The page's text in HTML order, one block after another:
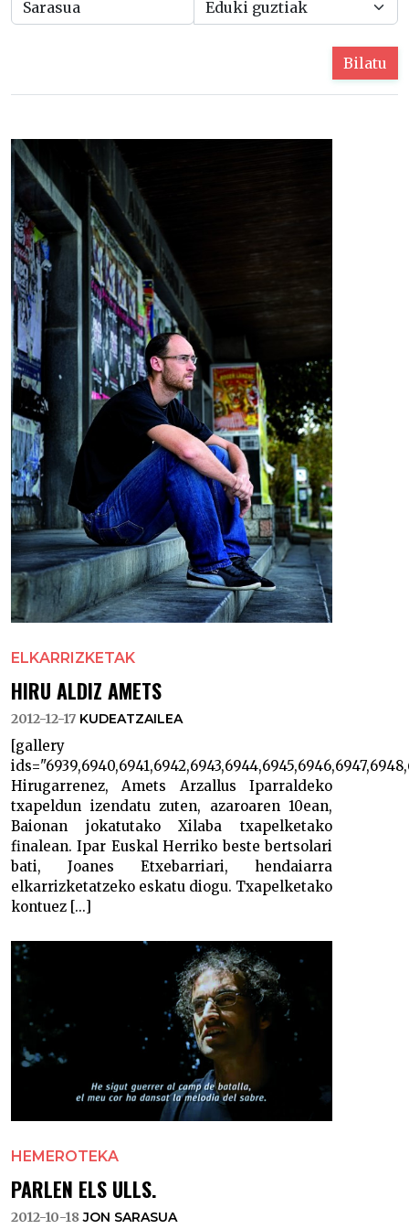
Bilatu
ELKARRIZKETAK
HIRU ALDIZ AMETS
2012-12-17 KUDEATZAILEA
[gallery
Hirugarrenez, Amets Arzallus Iparraldeko
txapeldun izendatu zuten, azaroaren 10ean,
Baionan jokatutako Xilaba txapelketako
finalean. Ipar Euskal Herriko beste bertsolari
bati, Joanes Etxebarriari, hendaiarra
elkarrizketatzeko eskatu diogu. Txapelketako
kontuez [...]
HEMEROTEKA
PARLEN ELS ULLS.
2012-10-18 JON SARASUA